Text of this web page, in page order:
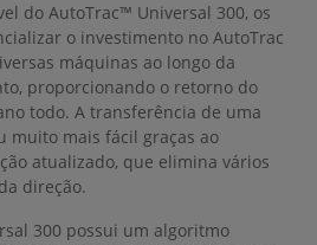
do AutoTrac™ Universal 300, os
o investimento no AutoTrac
máquinas ao longo da
proporcionando o retorno do
todo. A transferência de uma
muito mais fácil graças ao
atualizado, que elimina vários
direção.
300 possui um algoritmo